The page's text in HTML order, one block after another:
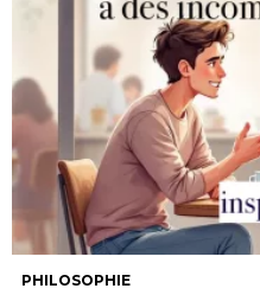
PHILOSOPHIE